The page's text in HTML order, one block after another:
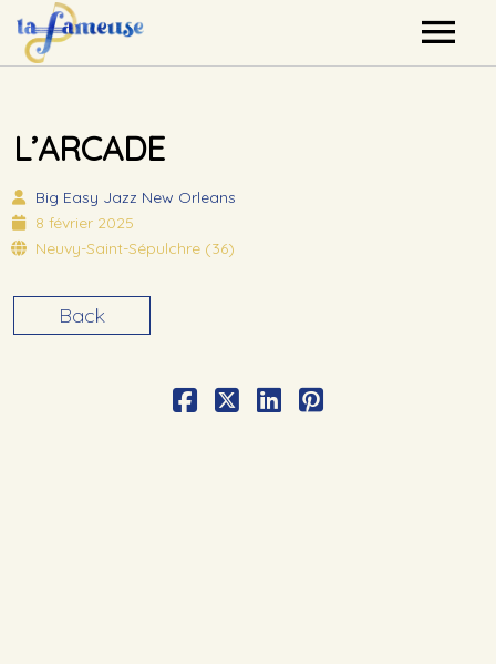
Label
L’ARCADE
Big Easy Jazz New Orleans
8 février 2025
Neuvy-Saint-Sépulchre (36)
Back